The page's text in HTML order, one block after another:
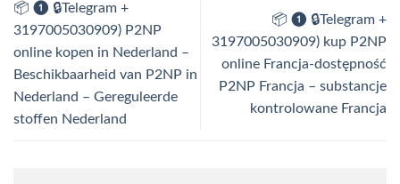
📦 ❶ 🔒Telegram +
3197005030909) P2NP
online kopen in Nederland –
Beschikbaarheid van P2NP in
Nederland – Gereguleerde
stoffen Nederland
📦 ❶ 🔒Telegram +
3197005030909) kup P2NP
online Francja-dostępność
P2NP Francja – substancje
kontrolowane Francja